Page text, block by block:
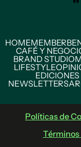
HOMEMEMBER
CAFÉ Y
BRAND STUDIO
LIFESTYLE
NEWSLETTERS
Políticas de